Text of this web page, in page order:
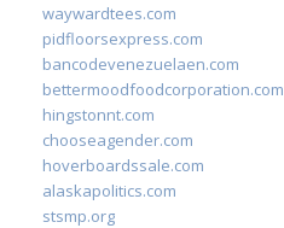
waywardtees.com
pidfloorsexpress.com
bancodevenezuelaen.com
bettermoodfoodcorporation.com
hingstonnt.com
chooseagender.com
hoverboardssale.com
alaskapolitics.com
stsmp.org